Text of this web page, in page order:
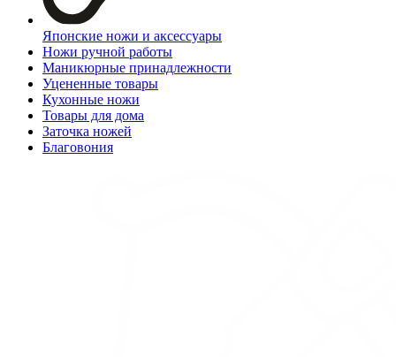
Японские ножи и аксессуары
Ножи ручной работы
Маникюрные принадлежности
Уцененные товары
Кухонные ножи
Товары для дома
Заточка ножей
Благовония